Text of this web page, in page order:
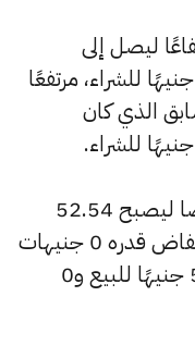
ليصل إلى
252385 جنيهًا للبيع و249895 جنيهًا للشراء، مرتفعًا
الذي كان
كما شهد سعر دولار الصاغة انخفاضًا ليصبح 52.54
جنيهًا للبيع و0 جنيهًا للشراء، بانخفاض قدره 0 جنيهات
عن السعر السابق الذي بلغ 52.47 جنيهًا للبيع و0